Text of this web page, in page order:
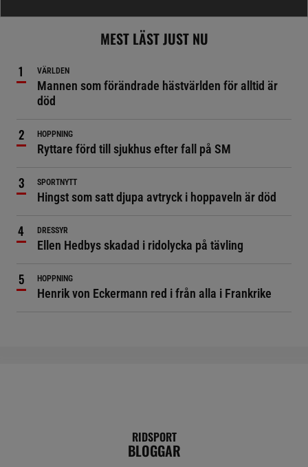
MEST LÄST JUST NU
VÄRLDEN
Mannen som förändrade hästvärlden för alltid är
död
HOPPNING
Ryttare förd till sjukhus efter fall på SM
SPORTNYTT
Hingst som satt djupa avtryck i hoppaveln är död
DRESSYR
Ellen Hedbys skadad i ridolycka på tävling
HOPPNING
Henrik von Eckermann red i från alla i Frankrike
RIDSPORT
BLOGGAR